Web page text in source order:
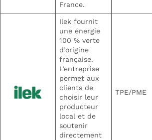
France.
Ilek fournit
une énergie
100 % verte
d’origine
française.
L’entreprise
permet aux
clients de
choisir leur
producteur
local et de
soutenir
directement
TPE/PME